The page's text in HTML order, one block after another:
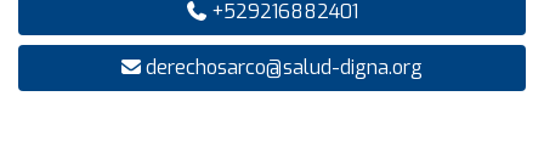
+529216882401
derechosarco@salud-digna.org